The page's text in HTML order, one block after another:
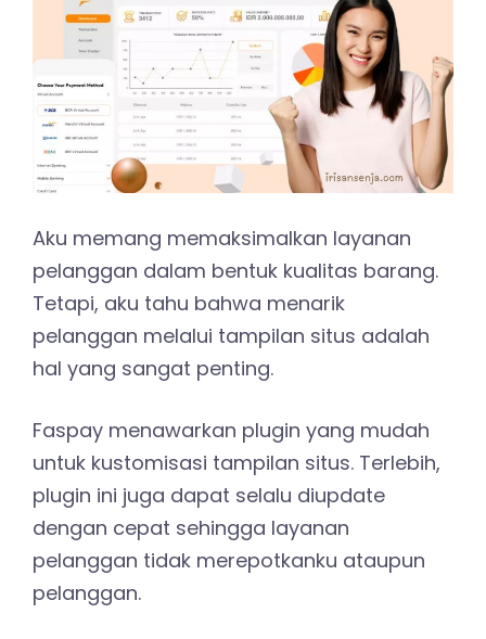
Aku memang memaksimalkan layanan
pelanggan dalam bentuk kualitas barang.
Tetapi, aku tahu bahwa menarik
pelanggan melalui tampilan situs adalah
hal yang sangat penting.
Faspay menawarkan plugin yang mudah
untuk kustomisasi tampilan situs. Terlebih,
plugin ini juga dapat selalu diupdate
dengan cepat sehingga layanan
pelanggan tidak merepotkanku ataupun
pelanggan.